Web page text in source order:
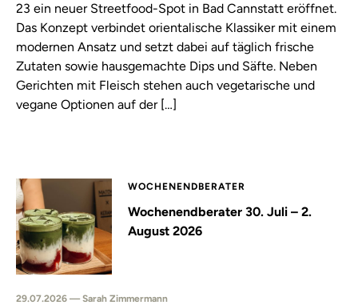
23 ein neuer Streetfood-Spot in Bad Cannstatt eröffnet.
Das Konzept verbindet orientalische Klassiker mit einem
modernen Ansatz und setzt dabei auf täglich frische
Zutaten sowie hausgemachte Dips und Säfte. Neben
Gerichten mit Fleisch stehen auch vegetarische und
vegane Optionen auf der […]
WOCHENENDBERATER
Wochenendberater 30. Juli – 2.
August 2026
29.07.2026 — Sarah Zimmermann